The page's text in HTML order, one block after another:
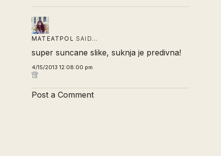
MATEATPOL SAID…
super suncane slike, suknja je predivna!
4/15/2013 12:08:00 pm
Post a Comment